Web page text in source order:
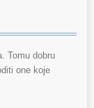
Tomu dobru
one koje